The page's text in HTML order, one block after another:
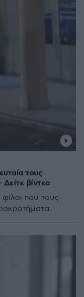
τους
βίντεο
που τους